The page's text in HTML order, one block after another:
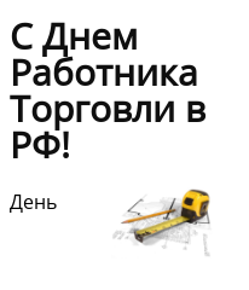
С Днем
Работника
Торговли в
РФ!
День